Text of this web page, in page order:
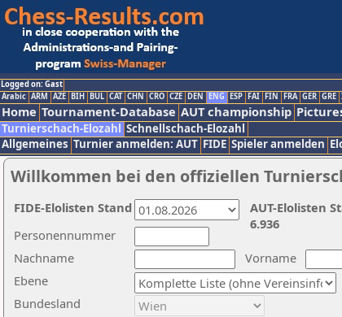
Logged on: Gast
Arabic ARM AZE BIH BUL CAT CHN CRO CZE DEN ENG ESP FAI FIN FRA GER GRE
Home Tournament-Database AUT championship
Turnierschach-Elozahl Schnellschach-Elozahl
Allgemeines Turnier anmelden: AUT FIDE Spieler anmelden
Willkommen bei den offiziellen
Nachname
Vorname
Ebene
Personennummer
Bundesland
AUT-Elolisten
6.936
FIDE-Elolisten Stand